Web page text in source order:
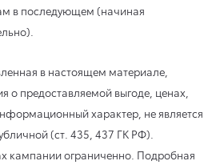
в последующем (начиная
в настоящем материале,
о предоставляемой выгоде, ценах,
характер, не является
(ст. 435, 437 ГК РФ).
кампании ограниченно. Подробная